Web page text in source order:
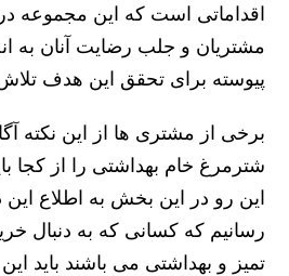
اقداماتی است که این مجموعه
مشتریان و جلب رضایت آنان به
پیوسته برای تحقق این هدف
برخی از مشتری ها از این نکته
شترمرغ خام بهداشتی را از کجا
این رو در این بخش به اطلاع
رسانیم که کسانی که به دنبال
تمیز و بهداشتی می باشند باید